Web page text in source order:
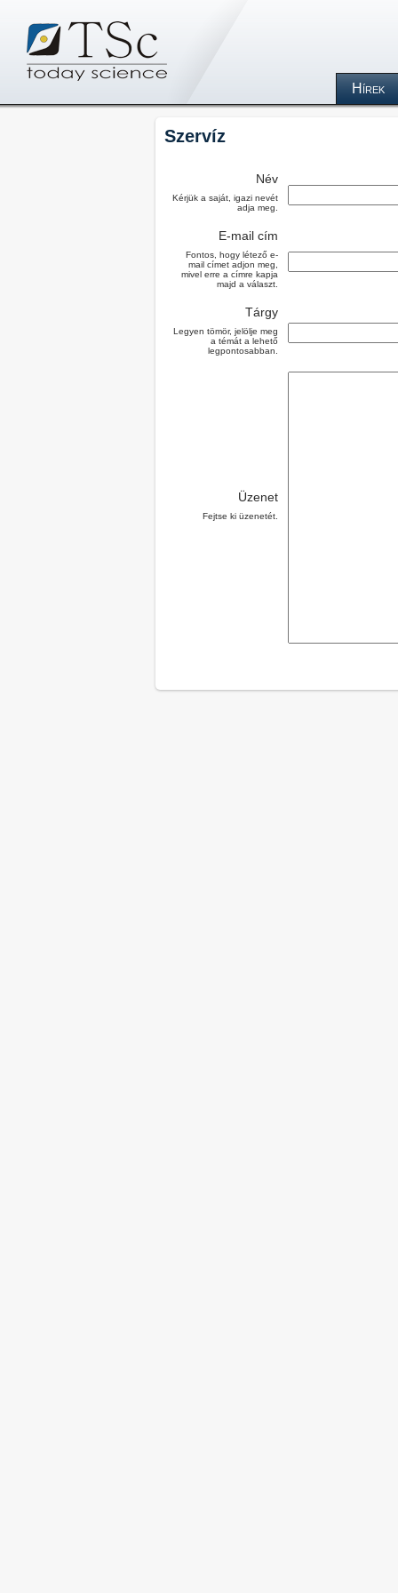
Hírek
Szervíz
Név
Kérjük a saját, igazi nevét
adja meg.
E-mail cím
Fontos, hogy létező e-
mail címet adjon meg,
mivel erre a címre kapja
majd a választ.
Tárgy
Legyen tömör, jelölje meg
a témát a lehető
legpontosabban.
Üzenet
Fejtse ki üzenetét.